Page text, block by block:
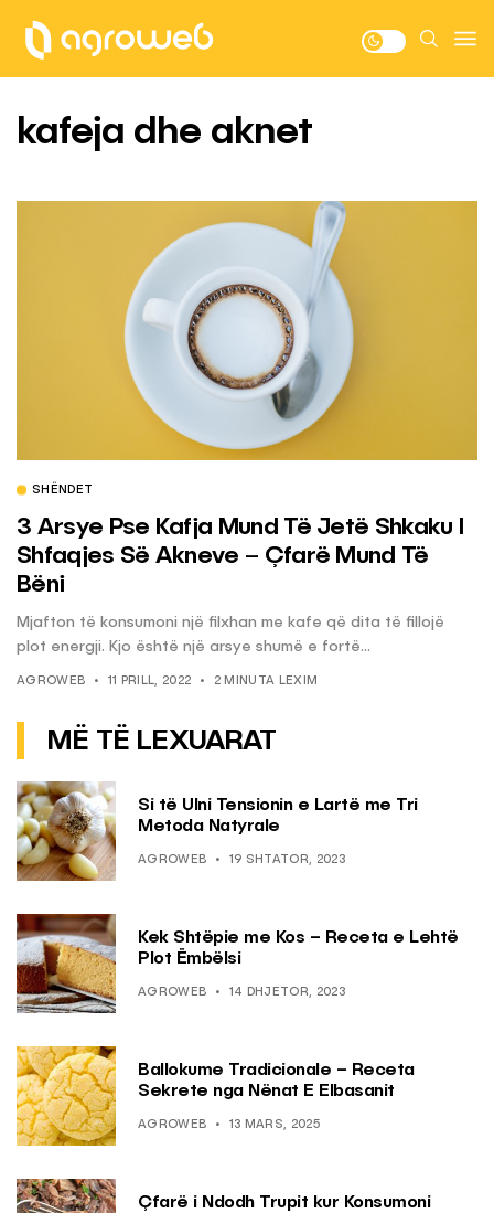
kafeja dhe aknet
SHËNDET
3 Arsye Pse Kafja Mund Të Jetë Shkaku I
Shfaqjes Së Akneve – Çfarë Mund Të
Bëni
Mjafton të konsumoni një filxhan me kafe që dita të fillojë
plot energji. Kjo është një arsye shumë e fortë...
AGROWEB 11 PRILL, 2022 2 MINUTA LEXIM
MË TË LEXUARAT
Si të Ulni Tensionin e Lartë me Tri
Metoda Natyrale
AGROWEB 19 SHTATOR, 2023
Kek Shtëpie me Kos – Receta e Lehtë
Plot Ëmbëlsi
AGROWEB 14 DHJETOR, 2023
Ballokume Tradicionale – Receta
Sekrete nga Nënat E Elbasanit
AGROWEB 13 MARS, 2025
Çfarë i Ndodh Trupit kur Konsumoni